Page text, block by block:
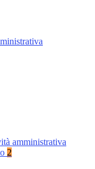
amministrativa
2